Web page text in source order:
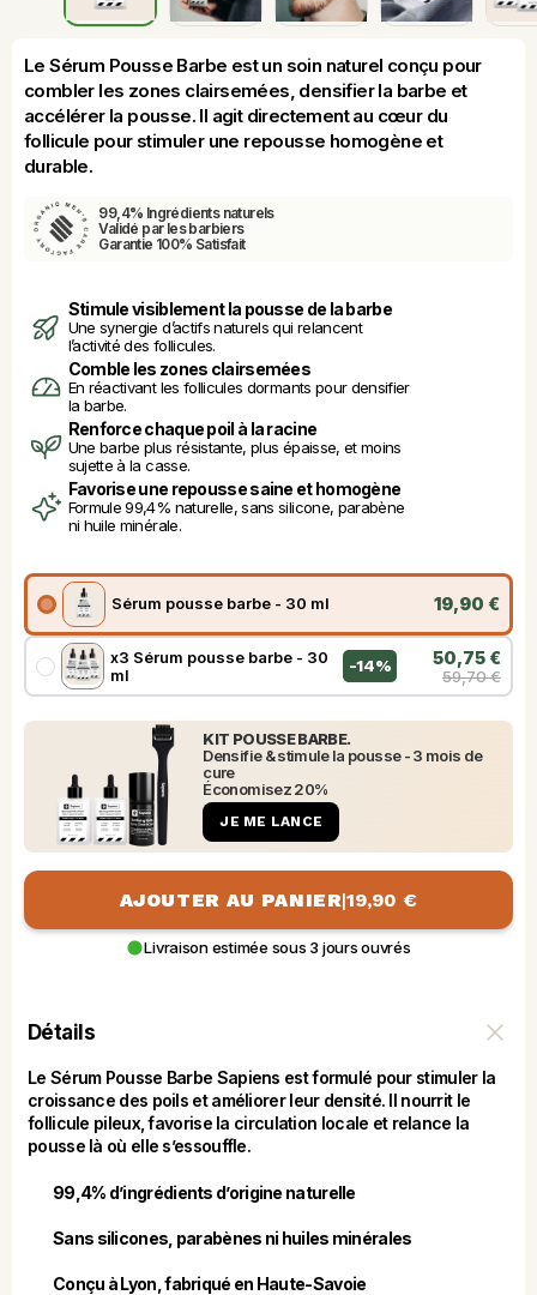
Le Sérum Pousse Barbe est un soin naturel conçu pour
combler les zones clairsemées, densifier la barbe et
accélérer la pousse. Il agit directement au cœur du
follicule pour stimuler une repousse homogène et
durable.
99,4% Ingrédients naturels
Validé par les barbiers
Garantie 100% Satisfait
Stimule visiblement la pousse de la barbe
Une synergie d’actifs naturels qui relancent
l’activité des follicules.
Comble les zones clairsemées
En réactivant les follicules dormants pour densifier
la barbe.
Renforce chaque poil à la racine
Une barbe plus résistante, plus épaisse, et moins
sujette à la casse.
Favorise une repousse saine et homogène
Formule 99,4% naturelle, sans silicone, parabène
ni huile minérale.
Sérum pousse barbe - 30 ml 19,90 €
x3 Sérum pousse barbe - 30
ml
-14% 50,75 €
59,70 €
KIT POUSSE BARBE.
Densifie & stimule la pousse - 3 mois de
cure
Économisez 20%
JE ME LANCE
AJOUTER AU PANIER|19,90 €
Livraison estimée sous 3 jours ouvrés
Détails
Le Sérum Pousse Barbe Sapiens est formulé pour stimuler la
croissance des poils et améliorer leur densité. Il nourrit le
follicule pileux, favorise la circulation locale et relance la
pousse là où elle s’essouffle.
99,4% d’ingrédients d’origine naturelle
Sans silicones, parabènes ni huiles minérales
Conçu à Lyon, fabriqué en Haute-Savoie